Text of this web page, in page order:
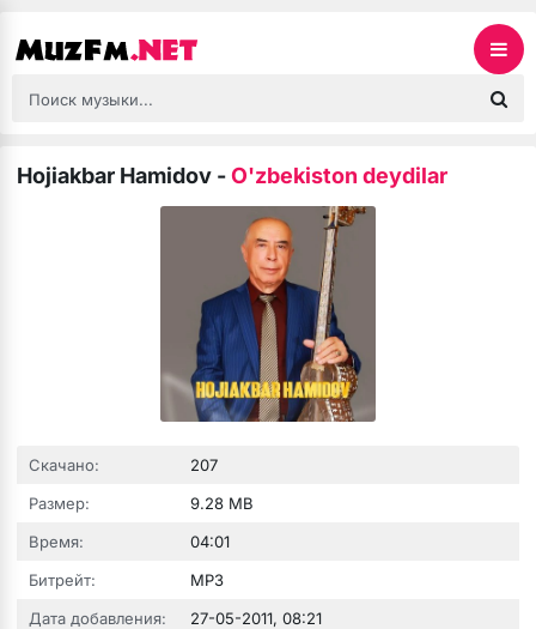
Hojiakbar Hamidov -O'zbekiston deydilar
Скачано:
207
Размер:
9.28 MB
Время:
04:01
Битрейт:
MP3
Дата добавления:
27-05-2011, 08:21